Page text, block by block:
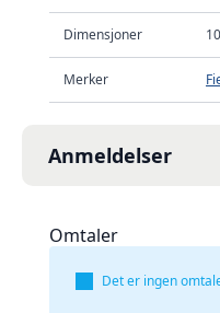
Dimensjoner
Merker
Anmeldelser
Omtaler
Det er ingen